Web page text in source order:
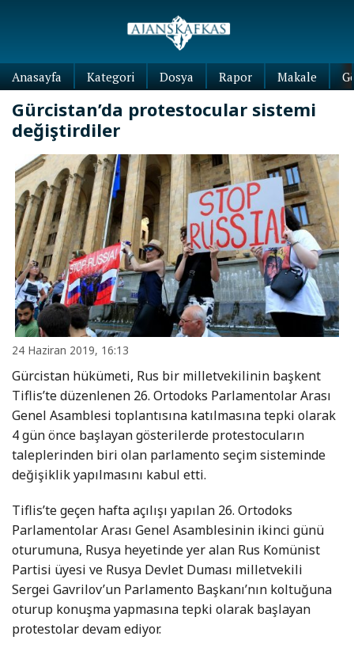
Anasayfa Kategori Dosya Rapor Makale
Gürcistan’da protestocular sistemi
değiştirdiler
24 Haziran 2019, 16:13
Gürcistan hükümeti, Rus bir milletvekilinin başkent
Tiflis’te düzenlenen 26. Ortodoks Parlamentolar Arası
Genel Asamblesi toplantısına katılmasına tepki olarak
4 gün önce başlayan gösterilerde protestocuların
taleplerinden biri olan parlamento seçim sisteminde
değişiklik yapılmasını kabul etti.
Tiflis’te geçen hafta açılışı yapılan 26. Ortodoks
Parlamentolar Arası Genel Asamblesinin ikinci günü
oturumuna, Rusya heyetinde yer alan Rus Komünist
Partisi üyesi ve Rusya Devlet Duması milletvekili
Sergei Gavrilov’un Parlamento Başkanı’nın koltuğuna
oturup konuşma yapmasına tepki olarak başlayan
protestolar devam ediyor.